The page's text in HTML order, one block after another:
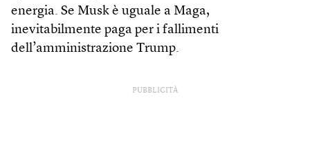
energia. Se Musk è uguale a Maga,
inevitabilmente paga per i fallimenti
dell’amministrazione Trump.
PUBBLICITÀ